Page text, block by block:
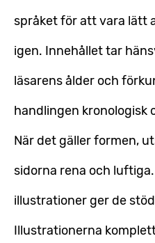
språket för att vara lätt
igen. Innehållet tar
läsarens ålder och
handlingen kronologisk
När det gäller formen,
sidorna rena och
illustrationer ger de
Illustrationerna